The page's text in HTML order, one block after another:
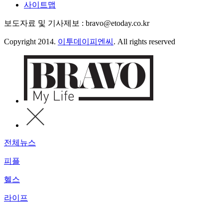
사이트맵
보도자료 및 기사제보 : bravo@etoday.co.kr
Copyright 2014. 이투데이피엔씨 . All rights reserved
전체뉴스
피플
헬스
라이프